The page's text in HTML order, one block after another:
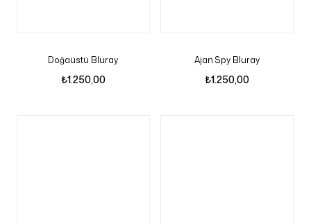
Doğaüstü Bluray
₺1.250,00
Ajan Spy Bluray
₺1.250,00